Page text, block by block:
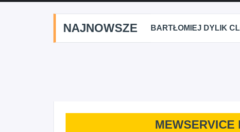
NAJNOWSZE BARTŁOMIEJ DYLIK
MEWSERVICE